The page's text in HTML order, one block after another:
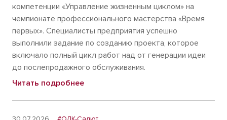
компетенции «Управление жизненным циклом» на
чемпионате профессионального мастерства «Время
первых». Специалисты предприятия успешно
выполнили задание по созданию проекта, которое
включало полный цикл работ над от генерации идеи
до послепродажного обслуживания.
Читать подробнее